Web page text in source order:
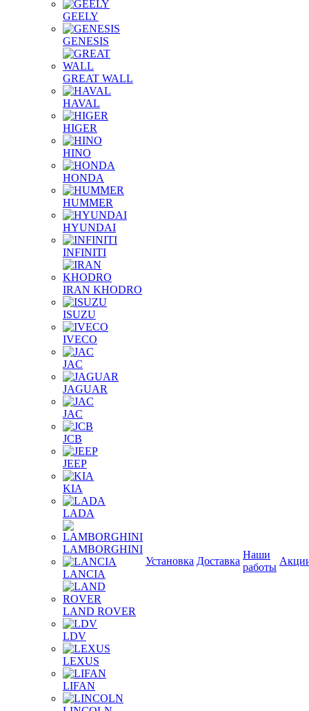
GEELY
GENESIS
GREAT WALL
HAVAL
HIGER
HINO
HONDA
HUMMER
HYUNDAI
INFINITI
IRAN KHODRO
ISUZU
IVECO
JAC
JAGUAR
JAС
JCB
JEEP
KIA
LADA
LAMBORGHINI
LANCIA
LAND ROVER
LDV
LEXUS
LIFAN
Установка Доставка
Наши
работы